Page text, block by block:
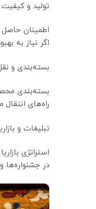
تولید و
اطمینان حاصل
اگر نیاز به
بسته‌بندی و
بسته‌بندی
راه‌های
تبلیغات و
استراتژی
در